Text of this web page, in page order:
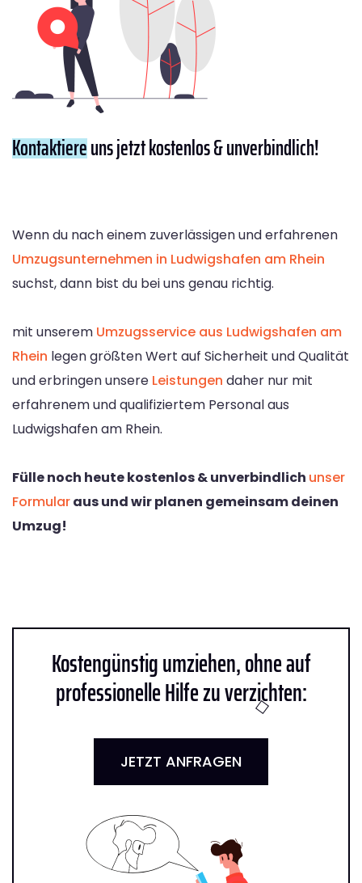
Kontaktiereuns jetzt kostenlos & unverbindlich!
Wenn du nach einem zuverlässigen und erfahrenen
Umzugsunternehmen in Ludwigshafen am Rhein
suchst, dann bist du bei uns genau richtig.
mit unserem Umzugsservice aus Ludwigshafen am
Rhein legen größten Wert auf Sicherheit und Qualität
und erbringen unsere Leistungen daher nur mit
erfahrenem und qualifiziertem Personal aus
Ludwigshafen am Rhein.
Fülle noch heute kostenlos & unverbindlich unser
Formularaus und wir planen gemeinsam deinen
Umzug!
Kostengünstig umziehen, ohne auf
professionelle Hilfe zu verzichten:
JETZT ANFRAGEN